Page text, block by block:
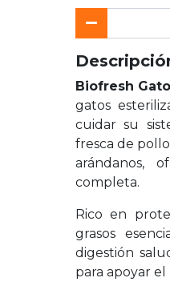
Biofresh
gatos
cuidar su
fresca de
arándanos,
completa.
Rico en
grasos
digestión
para apoyar